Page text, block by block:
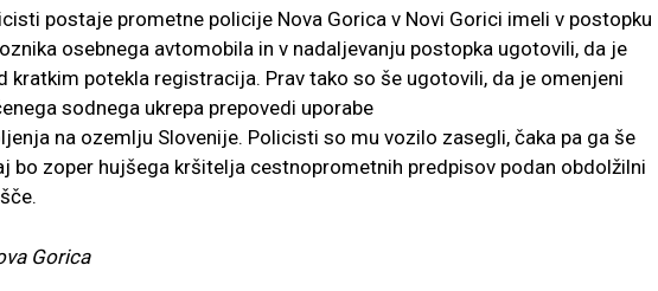
postaje prometne policije Nova Gorica v Novi Gorici imeli v postopku
osebnega avtomobila in v nadaljevanju postopka ugotovili, da je
kratkim potekla registracija. Prav tako so še ugotovili, da je omenjeni
sodnega ukrepa prepovedi uporabe
na ozemlju Slovenije. Policisti so mu vozilo zasegli, čaka pa ga še
bo zoper hujšega kršitelja cestnoprometnih predpisov podan obdolžilni
Gorica